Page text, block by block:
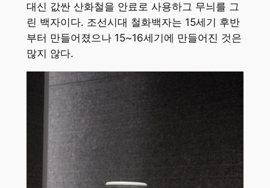
대신 값싼 산화철을 안료로 사용하그 무늬를 그
린 백자이다. 조선시대 철화백자는 15세기 후반
부터 만들어졌으나 15~16세기에 만들어진 것은
많지 않다.